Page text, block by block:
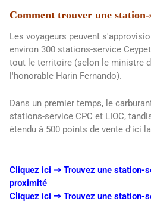
Comment trouver une station-
Les voyageurs peuvent
environ 300 stations-service
tout le territoire (selon le ministre
l'honorable Harin Fernando).
Dans un premier temps, le
stations-service CPC et LIOC,
étendu à 500 points de vente d'ici
Cliquez ici ⇒ Trouvez une station-
proximité
Cliquez ici ⇒ Trouvez une station-